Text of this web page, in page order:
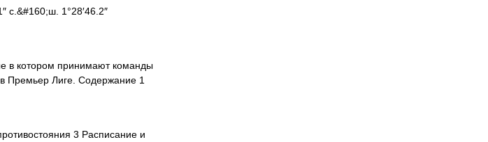
с.&#160;ш. 1°28′46.2″
в котором принимают команды
Премьер Лиге. Содержание 1
3 Расписание и